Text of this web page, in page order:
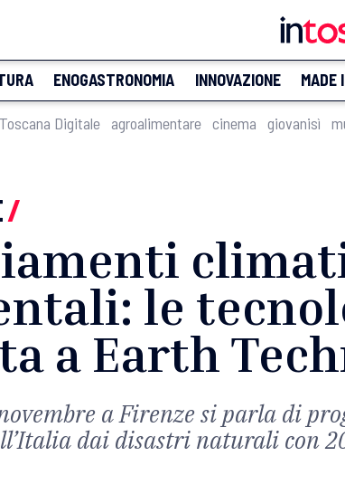
ENOGASTRONOMIA INNOVAZIONE MADE
Toscana Digitale agroalimentare cinema giovanisì
/
le
a Earth
a Firenze si parla di
dai disastri naturali con